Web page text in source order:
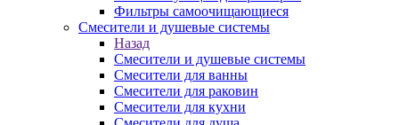
Фильтры самоочищающиеся
Смесители и душевые системы
Назад
Смесители и душевые системы
Смесители для ванны
Смесители для раковин
Смесители для кухни